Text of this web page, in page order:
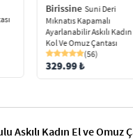
Birissine Suni Deri
Mıknatıs Kapamalı
Ayarlanabilir Askılı Kadın
Kol Ve Omuz Çantası
(56)
329.99 ₺
Askılı Kadın El ve Omuz